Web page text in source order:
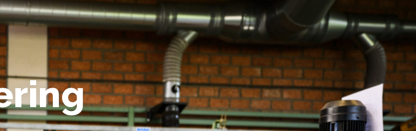
Meeloopdagen
BBL